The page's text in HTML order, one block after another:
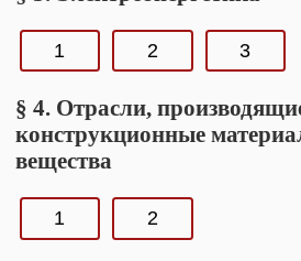
1 2 3
§ 4. Отрасли,
конструкционные
вещества
1 2